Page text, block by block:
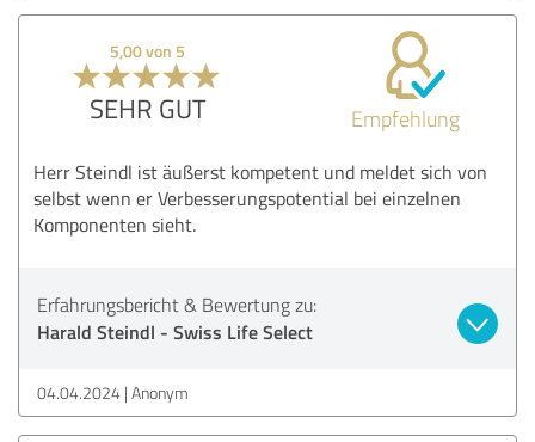
5,00 von 5
SEHR GUT Empfehlung
Herr Steindl ist äußerst kompetent und meldet sich von
selbst wenn er Verbesserungspotential bei einzelnen
Komponenten sieht.
Erfahrungsbericht & Bewertung zu:
Harald Steindl - Swiss Life Select
04.04.2024 Anonym